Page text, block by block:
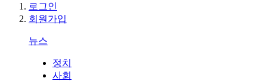
로그인
회원가입
뉴스
정치
사회